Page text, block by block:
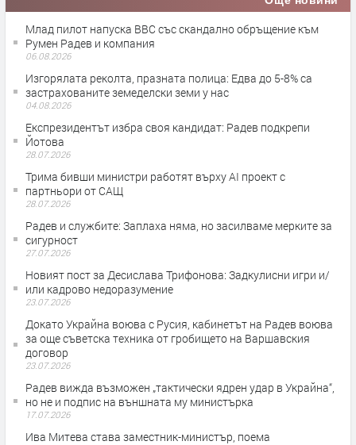
Млад пилот напуска ВВС със скандално обръщение към
Румен Радев и компания
06.08.2026
Изгорялата реколта, празната полица: Eдва до 5-8% са
застрахованите земеделски земи у нас
04.08.2026
Експрезидентът избра своя кандидат: Радев подкрепи
Йотова
28.07.2026
Трима бивши министри работят върху AI проект с
партньори от САЩ
28.07.2026
Радев и службите: Заплаха няма, но засилваме мерките за
сигурност
27.07.2026
Новият пост за Десислава Трифонова: Задкулисни игри и/
или кадрово недоразумение
23.07.2026
Докато Украйна воюва с Русия, кабинетът на Радев воюва
за още съветска техника от гробището на Варшавския
договор
23.07.2026
Радев вижда възможен „тактически ядрен удар в Украйна“,
но не и подпис на външната му министърка
17.07.2026
Ива Митева става заместник-министър, поема